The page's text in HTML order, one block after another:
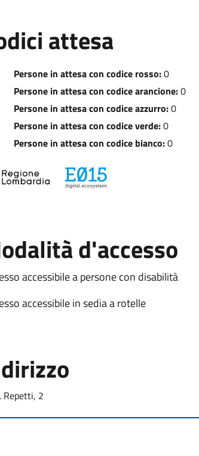
attesa
Persone in attesa con codice rosso:0
Persone in attesa con codice arancione:0
Persone in attesa con codice azzurro:0
Persone in attesa con codice verde:0
Persone in attesa con codice bianco:0
d'accesso
accessibile a persone con disabilità
accessibile in sedia a rotelle
Repetti, 2